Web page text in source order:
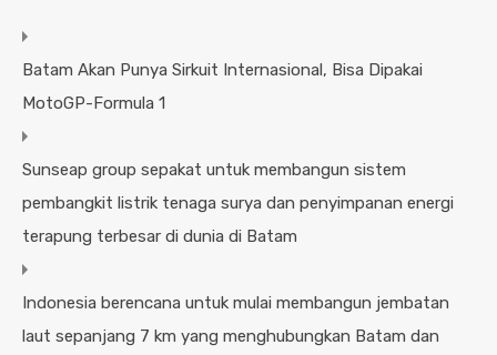
Batam Akan Punya Sirkuit Internasional, Bisa Dipakai
MotoGP-Formula 1
Sunseap group sepakat untuk membangun sistem
pembangkit listrik tenaga surya dan penyimpanan energi
terapung terbesar di dunia di Batam
Indonesia berencana untuk mulai membangun jembatan
laut sepanjang 7 km yang menghubungkan Batam dan